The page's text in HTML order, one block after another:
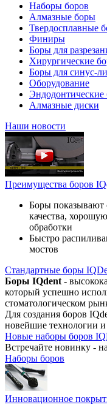
Наборы боров
Алмазные боры
Твердосплавные
Финиры
Боры для
Хирургические
Боры для синус-
Оборудование
Эндодонтические
Алмазные диски
Наши новости
Преимущества боров
Боры показывают
качества,
обработки
Быстро
мостов
Стандартные боры
Боры IQdent -
который успешно
стоматологическом
Для создания боров
новейшие технологии и
Новые наборы боров
Встречайте новинку -
Наборы боров
Инновационное